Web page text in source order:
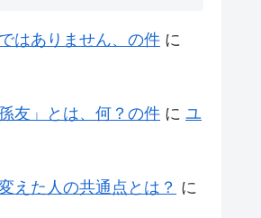
はありません、の件 に
友」とは、何？の件 に ユ
えた人の共通点とは？ に